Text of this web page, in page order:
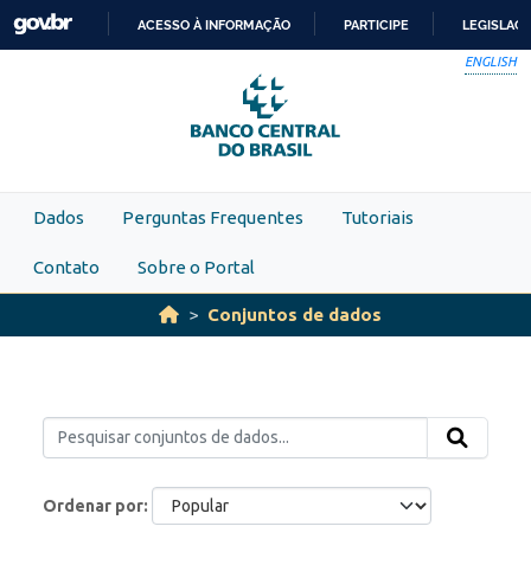
Skip to main content
PARA
O
CONTEÚDO
ACESSO À INFORMAÇÃO PARTICIPE
ENGLISH
Dados Perguntas Frequentes Tutoriais
Contato Sobre o Portal
Conjuntos de dados
Ordenar por